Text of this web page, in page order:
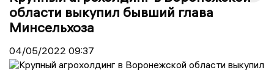
области выкупил бывший глава
Минсельхоза
04/05/2022 09:37